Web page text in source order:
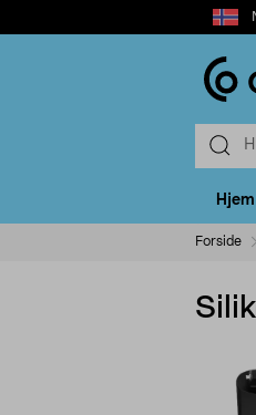
Select
market
Hjem
Forside